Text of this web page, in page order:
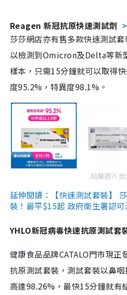
Reagen 新冠抗原快速測試劑
莎莎網店亦有售多款快速測試
以檢測到Omicron及Delta等新
樣本，只需15分鐘就可以取得
度95.2%，特異度98.1%。
點擊圖片放
延伸閱讀：【快速測試套裝】
裝！最平$15起 政府衛生署認
YHLO新冠病毒快速抗原測試套
健康食品品牌CATALO門市現正
抗原測試套裝，測試套裝以鼻
高達98.26%，最快15分鐘就有